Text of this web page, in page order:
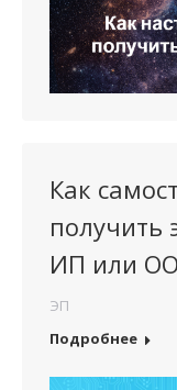
Как
получить
ИП или
ЭП
Подробнее